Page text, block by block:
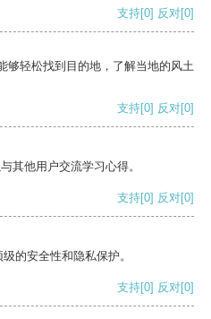
支持[0] 反对[0]
够轻松找到目的地，了解当地的风土
支持[0] 反对[0]
其他用户交流学习心得。
支持[0] 反对[0]
的安全性和隐私保护。
支持[0] 反对[0]